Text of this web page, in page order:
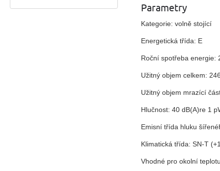
Parametry
Kategorie: volně stojící
Energetická třída: E
Roční spotřeba energie:
Užitný objem celkem:
Užitný objem mrazící
Hlučnost: 40 dB(A)re 1
Emisní třída hluku
Klimatická třída: SN-T
Vhodné pro okolní